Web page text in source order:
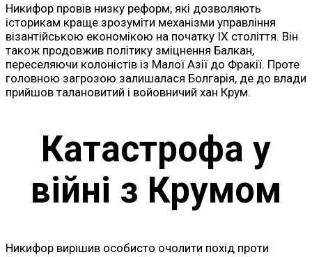
Никифор провів низку реформ, які дозволяють
історикам краще зрозуміти механізми управління
візантійською економікою на початку IX століття. Він
також продовжив політику зміцнення Балкан,
переселяючи колоністів із Малої Азії до Фракії. Проте
головною загрозою залишалася Болгарія, де до влади
прийшов талановитий і войовничий хан Крум.
Катастрофа у
війні з Крумом
Никифор вирішив особисто очолити похід проти